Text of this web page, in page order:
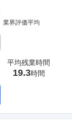
業界評価平均
平均残業時間
19.3時間